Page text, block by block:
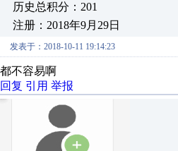
历史总积分：201
注册：2018年9月29日
发表于：2018-10-11 19:14:23
都不容易啊
回复 引用 举报